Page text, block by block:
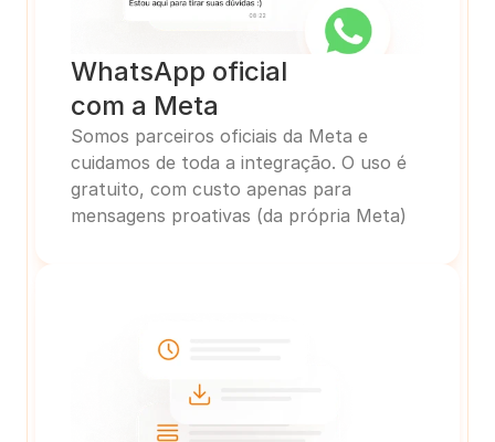
WhatsApp oficial
com a Meta
Somos parceiros oficiais da Meta e
cuidamos de toda a integração. O uso é
gratuito, com custo apenas para
mensagens proativas (da própria Meta)